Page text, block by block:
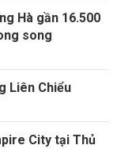
Hà gần 16.500
song
Liên Chiểu
City tại Thủ